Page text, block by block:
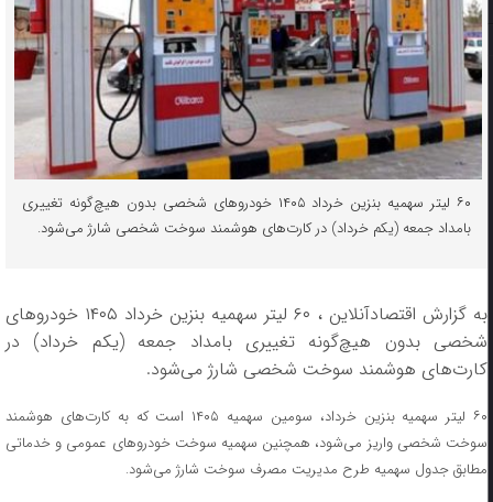
۶۰ لیتر سهمیه بنزین خرداد ۱۴۰۵ خودرو‌های شخصی بدون هیچ‌گونه تغییری
بامداد جمعه (یکم خرداد) در کارت‌های هوشمند سوخت شخصی شارژ می‌شود.
به گزارش اقتصادآنلاین ، ۶۰ لیتر سهمیه بنزین خرداد ۱۴۰۵ خودرو‌های
شخصی بدون هیچ‌گونه تغییری بامداد جمعه (یکم خرداد) در
کارت‌های هوشمند سوخت شخصی شارژ می‌شود.
۶۰ لیتر سهمیه بنزین خرداد، سومین سهمیه ۱۴۰۵ است که به کارت‌های هوشمند
سوخت شخصی واریز می‌شود، همچنین سهمیه سوخت خودرو‌های عمومی و خدماتی
مطابق جدول سهمیه طرح مدیریت مصرف سوخت شارژ می‌شود.